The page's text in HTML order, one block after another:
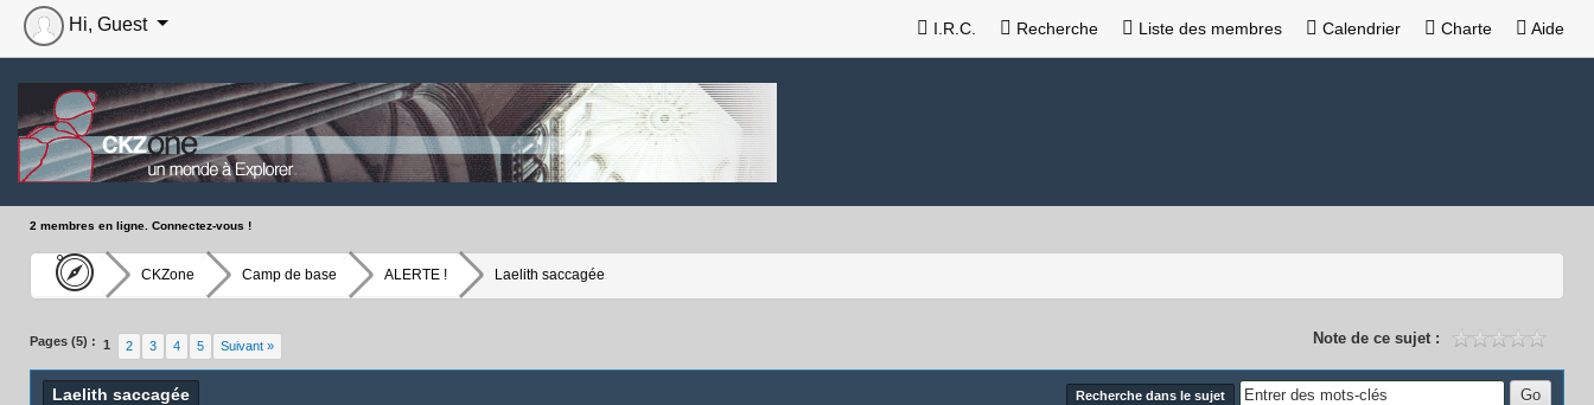
I.R.C. Recherche Liste des membres Calendrier Charte Aide
Hi, Guest
2 membres en ligne. Connectez-vous !
CKZone Camp de base ALERTE ! Laelith saccagée
Pages (5) : 1 2 3 4 5 Suivant » Note de ce sujet :
Moyenne : 0 (0 vote(s))
1
2
3
4
5
Recherche dans le sujet
Laelith saccagée